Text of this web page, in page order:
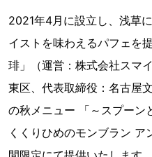
2021年4月に設立し、浅草
イストを味わえるパフェを
琲」（運営：株式会社スマ
東区、代表取締役：名古屋
の秋メニュー 「～スプーン
くくりひめのモンブラン